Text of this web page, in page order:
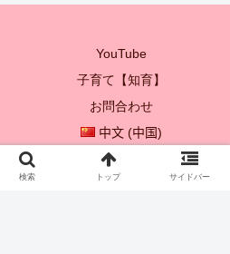
YouTube
子育て【知育】
お問合わせ
中文 (中国)
한국어
検索 トップ サイドバー